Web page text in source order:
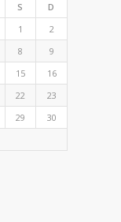
S
D
1
2
8
9
15
16
22
23
29
30